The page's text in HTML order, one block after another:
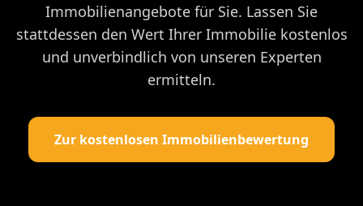
Immobilienangebote für Sie. Lassen Sie
stattdessen den Wert Ihrer Immobilie kostenlos
und unverbindlich von unseren Experten
ermitteln.
Zur kostenlosen Immobilienbewertung